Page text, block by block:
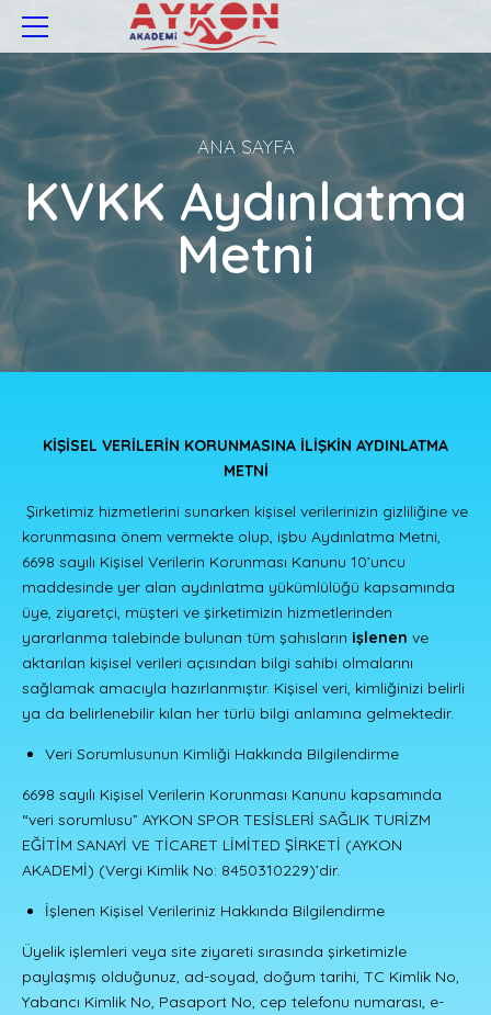
ANA SAYFA
KVKK Aydınlatma
Metni
KİŞİSEL VERİLERİN KORUNMASINA İLİŞKİN AYDINLATMA
METNİ
Şirketimiz hizmetlerini sunarken kişisel verilerinizin gizliliğine ve
korunmasına önem vermekte olup, işbu Aydınlatma Metni,
6698 sayılı Kişisel Verilerin Korunması Kanunu 10’uncu
maddesinde yer alan aydınlatma yükümlülüğü kapsamında
üye, ziyaretçi, müşteri ve şirketimizin hizmetlerinden
yararlanma talebinde bulunan tüm şahısların işlenen ve
aktarılan kişisel verileri açısından bilgi sahibi olmalarını
sağlamak amacıyla hazırlanmıştır. Kişisel veri, kimliğinizi belirli
ya da belirlenebilir kılan her türlü bilgi anlamına gelmektedir.
Veri Sorumlusunun Kimliği Hakkında Bilgilendirme
6698 sayılı Kişisel Verilerin Korunması Kanunu kapsamında
“veri sorumlusu” AYKON SPOR TESİSLERİ SAĞLIK TURİZM
EĞİTİM SANAYİ VE TİCARET LİMİTED ŞİRKETİ (AYKON
AKADEMİ) (Vergi Kimlik No: 8450310229)’dir.
İşlenen Kişisel Verileriniz Hakkında Bilgilendirme
Üyelik işlemleri veya site ziyareti sırasında şirketimizle
paylaşmış olduğunuz, ad-soyad, doğum tarihi, TC Kimlik No,
Yabancı Kimlik No, Pasaport No, cep telefonu numarası, e-